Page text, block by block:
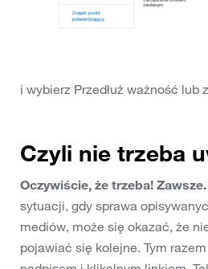
i wybierz Przedłuż ważność lub
Czyli nie trzeba
Oczywiście, że trzeba! Zawsze.
sytuacji, gdy sprawa
mediów, może się okazać, że
pojawiać się kolejne. Tym